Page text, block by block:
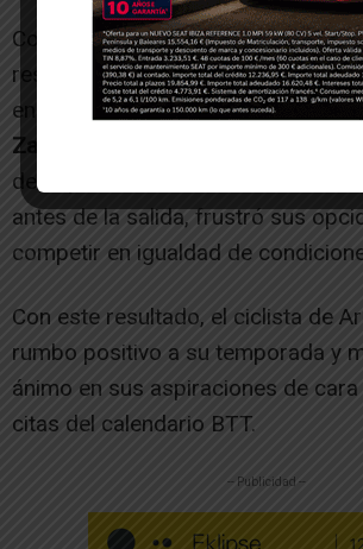
Con este triunfo el ciclista de
resarcirse de las dificultades
en el pasado 2 de marzo con elGP
Zaragoza
, cita de la copa
de España, donde una avería en el
antes de la salida, frustró sus
competir en igualdad de
Con este resultado, el ciclista de
rumbo positivo a su temporada y
ánimo en sus aspiraciones de
citas del calendario BTT.
-- Publicidad --